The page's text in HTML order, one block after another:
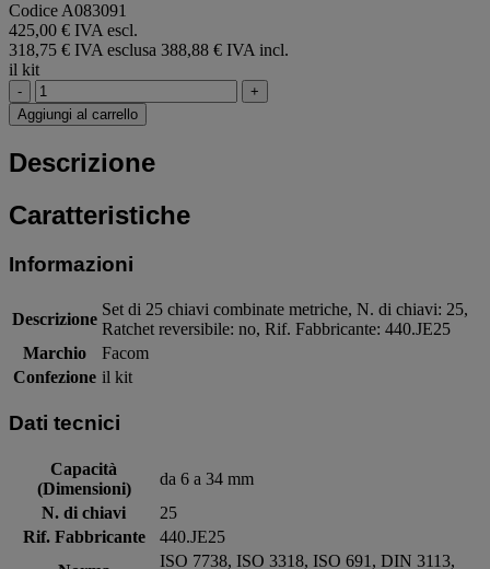
Codice A083091
425,00 € IVA escl.
318,75 € IVA esclusa 388,88 € IVA incl.
il kit
-
+
Aggiungi al carrello
Descrizione
Caratteristiche
Informazioni
Descrizione
Set di 25 chiavi combinate metriche, N. di chiavi: 25,
Ratchet reversibile: no, Rif. Fabbricante: 440.JE25
Marchio
Facom
Confezione il kit
Dati tecnici
Capacità
(Dimensioni)
da 6 a 34 mm
N. di chiavi
25
Rif. Fabbricante
440.JE25
ISO 7738, ISO 3318, ISO 691, DIN 3113,